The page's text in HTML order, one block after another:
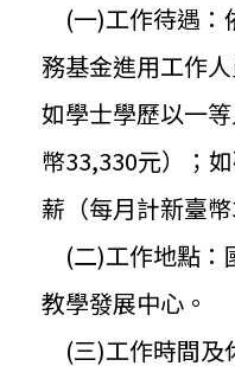
(一)工作待遇：
務基金進用工作
如學士學歷以一
幣33,330元）；
薪（每月計新臺
(二)工作地點：
教學發展中心。
(三)工作時間及